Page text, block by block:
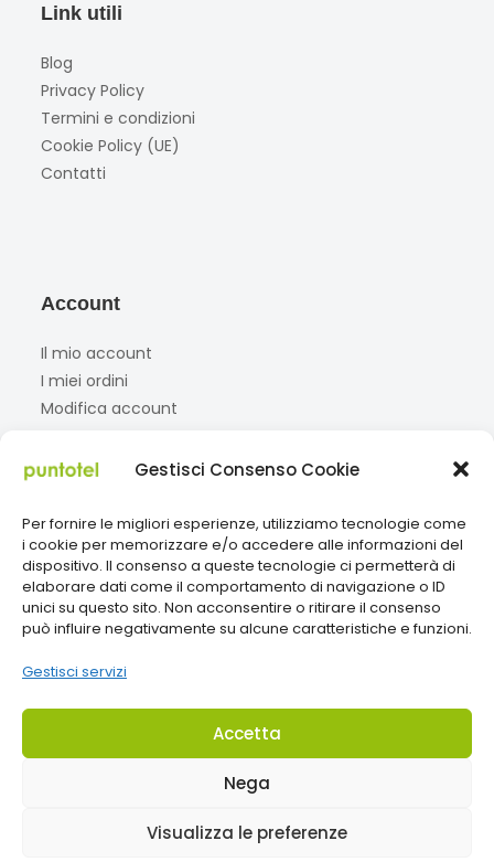
Gestisci Consenso Cookie
Per fornire le migliori esperienze, utilizziamo tecnologie come
i cookie per memorizzare e/o accedere alle informazioni del
dispositivo. Il consenso a queste tecnologie ci permetterà di
elaborare dati come il comportamento di navigazione o ID
unici su questo sito. Non acconsentire o ritirare il consenso
può influire negativamente su alcune caratteristiche e funzioni.
Gestisci servizi
Accetta
Nega
Visualizza le preferenze
Link utili
Blog
Privacy Policy
Termini e condizioni
Cookie Policy (UE)
Contatti
Account
Il mio account
I miei ordini
Modifica account
Facebook
Instagram
TikTok
Paga con